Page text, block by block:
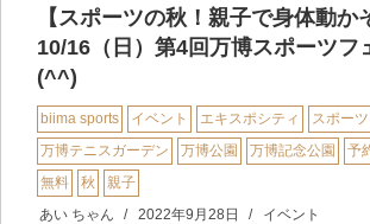
【スポーツの秋！親子で身体動か
10/16（日）第4回万博スポーツフ
(^^)
biima sports イベント エキスポシティ スポーツ
万博テニスガーデン
万博公園 万博記念公園 予
無料
秋
親子
あい ちゃん
2022年9月28日 イベント